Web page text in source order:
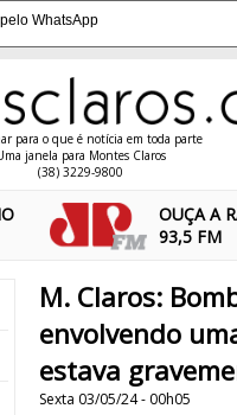
WhatsApp
para o que é notícia em toda parte
janela para Montes Claros
(38) 3229-9800
OUÇA A
93,5 FM
M. Claros:
envolvendo
estava
Sexta 03/05/24 - 00h05